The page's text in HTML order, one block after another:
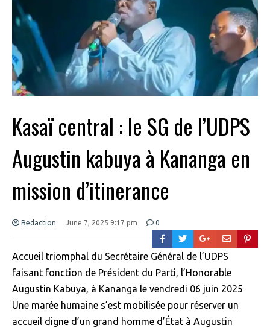
Kasaï central : le SG de l’UDPS
Augustin kabuya à Kananga en
mission d’itinerance
Redaction June 7, 2025 9:17 pm 0
Accueil triomphal du Secrétaire Général de l’UDPS
faisant fonction de Président du Parti, l’Honorable
Augustin Kabuya, à Kananga le vendredi 06 juin 2025
Une marée humaine s’est mobilisée pour réserver un
accueil digne d’un grand homme d’État à Augustin